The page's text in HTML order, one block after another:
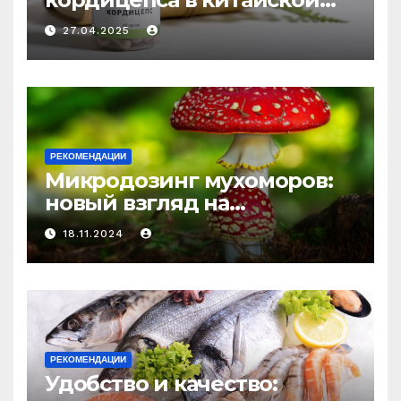
медицине: природное
средство против усталости
и истощения
27.04.2025
РЕКОМЕНДАЦИИ
Микродозинг мухоморов:
новый взгляд на
психоделику
18.11.2024
РЕКОМЕНДАЦИИ
Удобство и качество: